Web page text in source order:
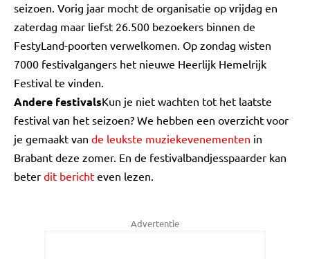
seizoen. Vorig jaar mocht de organisatie op vrijdag en
zaterdag maar liefst 26.500 bezoekers binnen de
FestyLand-poorten verwelkomen. Op zondag wisten
7000 festivalgangers het nieuwe Heerlijk Hemelrijk
Festival te vinden.
Andere festivalsKun je niet wachten tot het laatste
festival van het seizoen? We hebben een overzicht voor
je gemaakt van de leukste muziekevenementen in
Brabant deze zomer. En de festivalbandjesspaarder kan
beter dit bericht even lezen.
Advertentie